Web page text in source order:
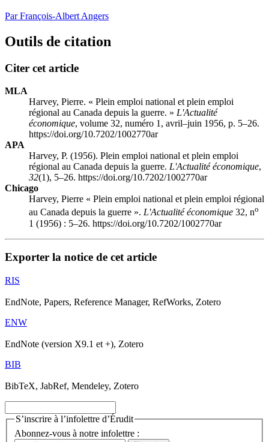
Par François-Albert Angers
Outils de citation
Citer cet article
MLA
Harvey, Pierre. « Plein emploi national et plein emploi
régional au Canada depuis la guerre. » L'Actualité
économique, volume 32, numéro 1, avril–juin 1956, p. 5–26.
https://doi.org/10.7202/1002770ar
APA
Harvey, P. (1956). Plein emploi national et plein emploi
régional au Canada depuis la guerre. L'Actualité économique,
32(1), 5–26. https://doi.org/10.7202/1002770ar
Chicago
Harvey, Pierre « Plein emploi national et plein emploi régional
au Canada depuis la guerre ». L'Actualité économique 32, no
1 (1956) : 5–26. https://doi.org/10.7202/1002770ar
Exporter la notice de cet article
RIS
EndNote, Papers, Reference Manager, RefWorks, Zotero
ENW
EndNote (version X9.1 et +), Zotero
BIB
BibTeX, JabRef, Mendeley, Zotero
S’inscrire à l’infolettre d’Érudit
Abonnez-vous à notre infolettre :